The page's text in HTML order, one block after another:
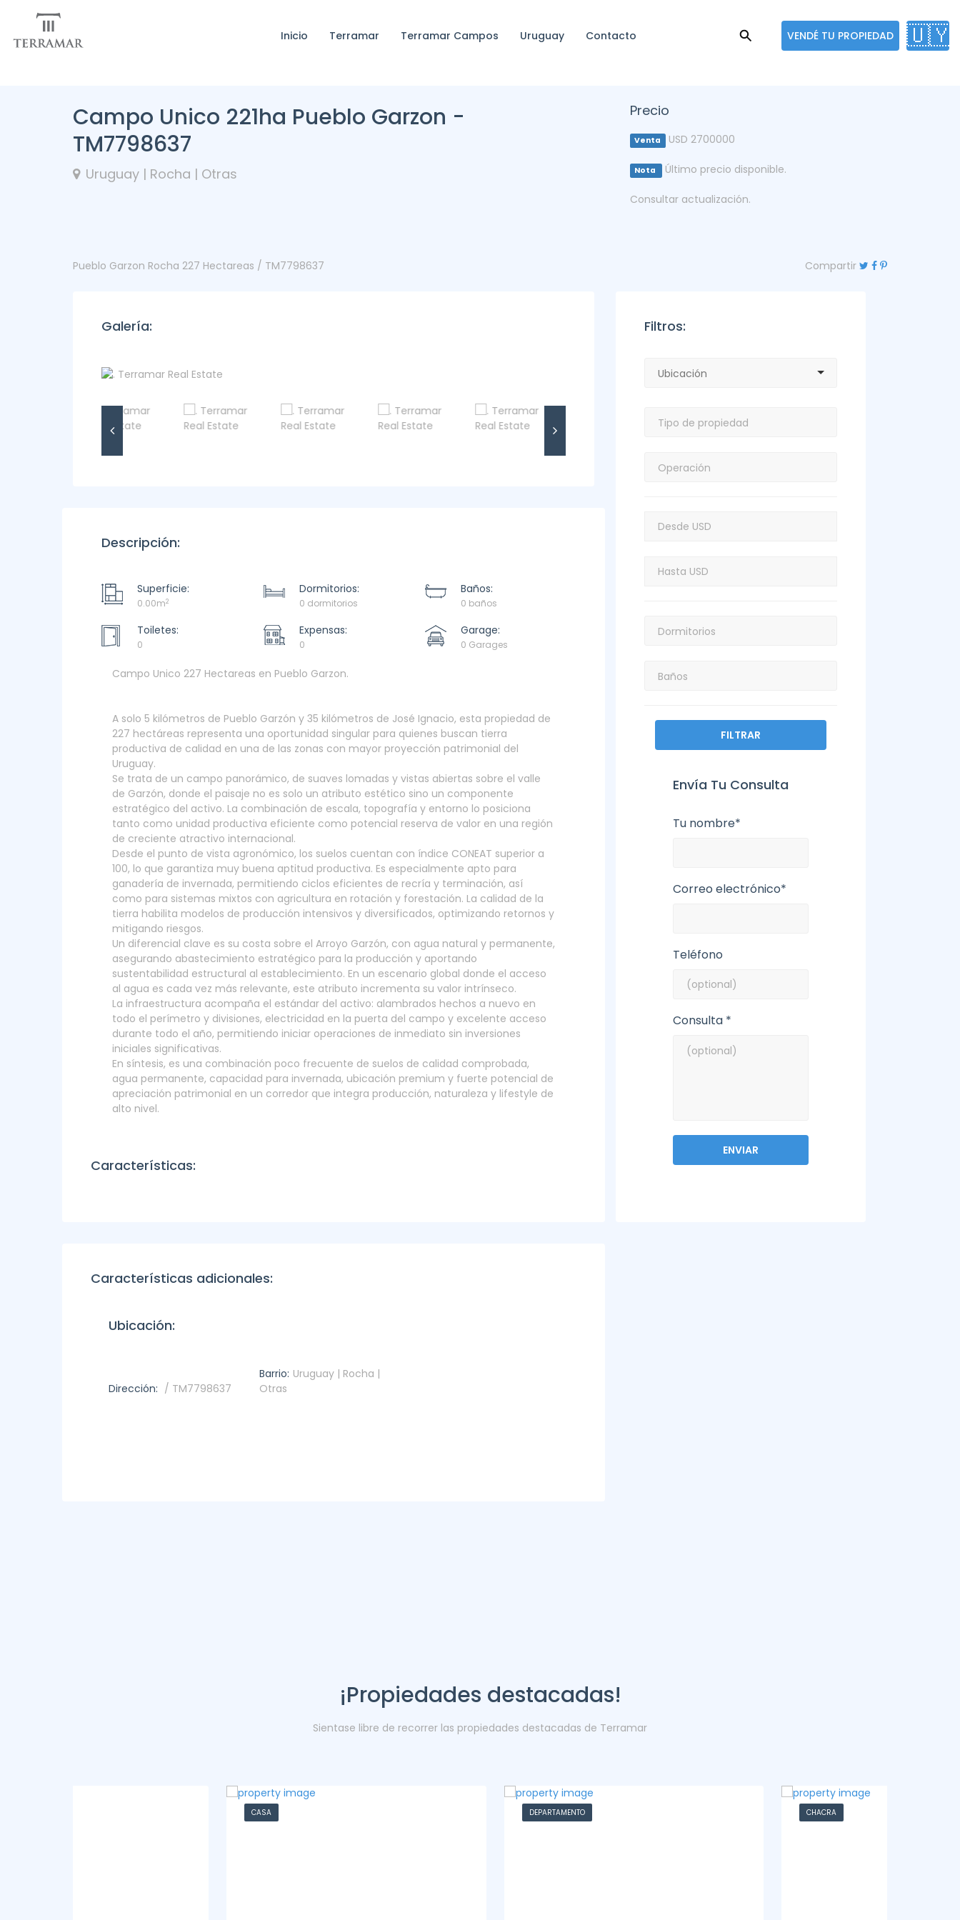
Inicio Terramar Terramar Campos Uruguay Contacto VENDÉ TU PROPIEDAD 🇺🇾
Campo Unico 221ha Pueblo Garzon -
TM7798637
Uruguay | Rocha | Otras
Precio
Venta USD 2700000
Nota Último precio disponible.
Consultar actualización.
Pueblo Garzon Rocha 227 Hectareas / TM7798637 Compartir
Galería:
Descripción:
Superficie:
0.00m2
Dormitorios:
0 dormitorios
Baños:
0 baños
Toiletes:
0
Expensas:
0
Garage:
0 Garages
Campo Unico 227 Hectareas en Pueblo Garzon.
A solo 5 kilómetros de Pueblo Garzón y 35 kilómetros de José Ignacio, esta propiedad de
227 hectáreas representa una oportunidad singular para quienes buscan tierra
productiva de calidad en una de las zonas con mayor proyección patrimonial del
Uruguay.
Se trata de un campo panorámico, de suaves lomadas y vistas abiertas sobre el valle
de Garzón, donde el paisaje no es solo un atributo estético sino un componente
estratégico del activo. La combinación de escala, topografía y entorno lo posiciona
tanto como unidad productiva eficiente como potencial reserva de valor en una región
de creciente atractivo internacional.
Desde el punto de vista agronómico, los suelos cuentan con índice CONEAT superior a
100, lo que garantiza muy buena aptitud productiva. Es especialmente apto para
ganadería de invernada, permitiendo ciclos eficientes de recría y terminación, así
como para sistemas mixtos con agricultura en rotación y forestación. La calidad de la
tierra habilita modelos de producción intensivos y diversificados, optimizando retornos y
mitigando riesgos.
Un diferencial clave es su costa sobre el Arroyo Garzón, con agua natural y permanente,
asegurando abastecimiento estratégico para la producción y aportando
sustentabilidad estructural al establecimiento. En un escenario global donde el acceso
al agua es cada vez más relevante, este atributo incrementa su valor intrínseco.
La infraestructura acompaña el estándar del activo: alambrados hechos a nuevo en
todo el perímetro y divisiones, electricidad en la puerta del campo y excelente acceso
durante todo el año, permitiendo iniciar operaciones de inmediato sin inversiones
iniciales significativas.
En síntesis, es una combinación poco frecuente de suelos de calidad comprobada,
agua permanente, capacidad para invernada, ubicación premium y fuerte potencial de
apreciación patrimonial en un corredor que integra producción, naturaleza y lifestyle de
alto nivel.
Características:
Características adicionales:
Ubicación:
Dirección: / TM7798637
Barrio: Uruguay | Rocha |
Otras
Filtros:
FILTRAR
Envía Tu Consulta
Tu nombre*
Correo electrónico*
Teléfono
Consulta *
¡Propiedades destacadas!
Sientase libre de recorrer las propiedades destacadas de Terramar